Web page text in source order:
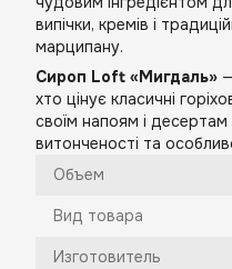
випічки, кремів і
марципану.
Сироп Loft «Мигдаль»
хто цінує класичні
своїм напоям і
витонченості та
Объем
Вид товара
Изготовитель